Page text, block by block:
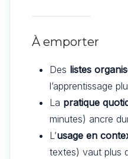
À emporter
Des listes
l’apprentissage
La pratique
minutes) ancre
L’usage en
textes) vaut plus